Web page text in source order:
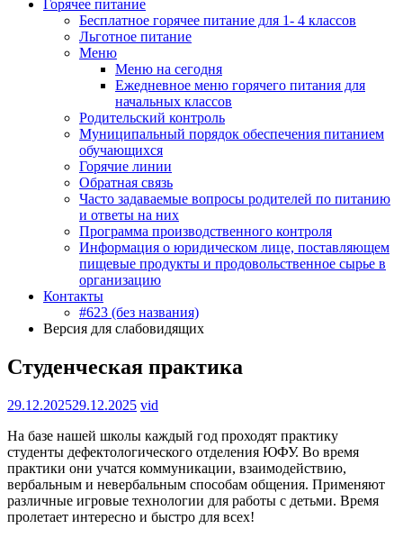
Горячее питание
Бесплатное горячее питание для 1- 4 классов
Льготное питание
Меню
Меню на сегодня
Ежедневное меню горячего питания для
начальных классов
Родительский контроль
Муниципальный порядок обеспечения питанием
обучающихся
Горячие линии
Обратная связь
Часто задаваемые вопросы родителей по питанию
и ответы на них
Программа производственного контроля
Информация о юридическом лице, поставляющем
пищевые продукты и продовольственное сырье в
организацию
Контакты
#623 (без названия)
Версия для слабовидящих
Студенческая практика
29.12.202529.12.2025 vid
На базе нашей школы каждый год проходят практику
студенты дефектологического отделения ЮФУ. Во время
практики они учатся коммуникации, взаимодействию,
вербальным и невербальным способам общения. Применяют
различные игровые технологии для работы с детьми. Время
пролетает интересно и быстро для всех!